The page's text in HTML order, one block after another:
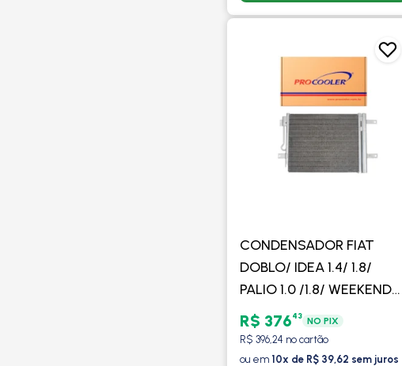
CONDENSADOR FIAT
DOBLO/ IDEA 1.4/ 1.8/
PALIO 1.0 /1.8/ WEEKEND
1.6/1.8/ SIENA 1.0/1.8/
STRADA 1.4/1.8 COM AR /
MANUALPC200940
R$ 37643 NO PIX
R$ 396,24 no cartão
ou em 10x de R$ 39,62 sem juros